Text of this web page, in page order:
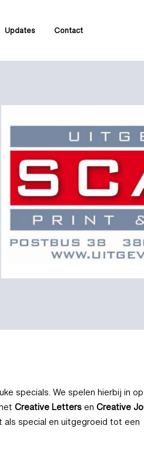
Updates Contact
specials. We spelen hierbij in
Creative LettersenCreative
special en uitgegroeid tot een